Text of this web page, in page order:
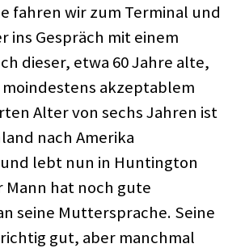
fahren wir zum Terminal und
ins Gespräch mit einem
dieser, etwa 60 Jahre alte,
akzeptablem
Alter von sechs Jahren ist
nach Amerika
lebt nun in Huntington
Mann hat noch gute
seine Muttersprache. Seine
gut, aber manchmal